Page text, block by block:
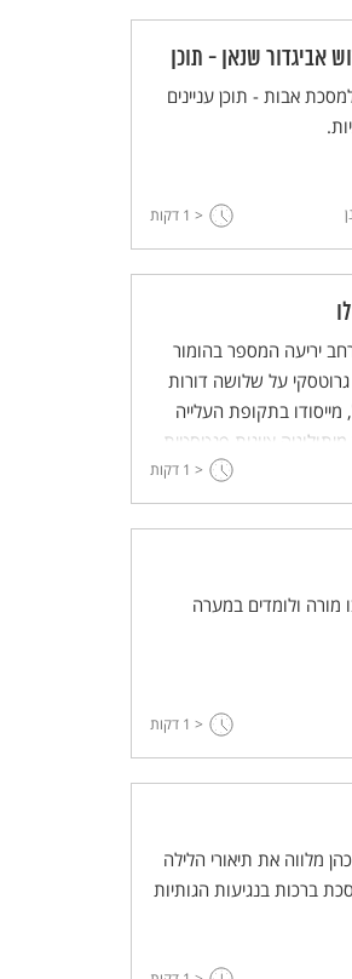
אביגדור שנאן - תוכן
אבות - תוכן עניינים
< 1 דקות
רחב יריעה המספר בהומור
על שלושה דורות
בתקופת העלייה
ציונית פנטסטית
גדולות-מהחיים של דור
את חלום ההתיישבות ואת
בהזדקנותם של
< 1 דקות
מורה ולומדים במערה
< 1 דקות
מלווה את תיאורי הלילה
ברכות בנגיעות הגותיות